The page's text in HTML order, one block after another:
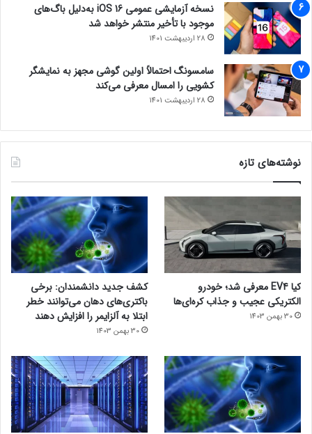
نسخه آزمایشی عمومی iOS 16 به‌دلیل باگ‌های
موجود با تأخیر منتشر خواهد شد
28 اردیبهشت 1401
سامسونگ احتمالاً اولین گوشی مجهز به نمایشگر
کشویی را امسال معرفی می‌کند
28 اردیبهشت 1401
نوشته‌های تازه
کیا EV4 معرفی شد؛ خودرو
الکتریکی عجیب و جذاب کره‌ای‌ها
30 بهمن 1403
کشف جدید دانشمندان: برخی
باکتری‌های دهان می‌توانند خطر
ابتلا به آلزایمر را افزایش دهند
30 بهمن 1403